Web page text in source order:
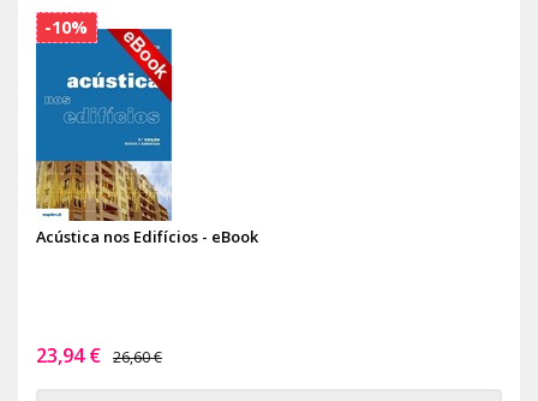
Acústica nos Edifícios - eBook
23,94 € 26,60 €
-10%